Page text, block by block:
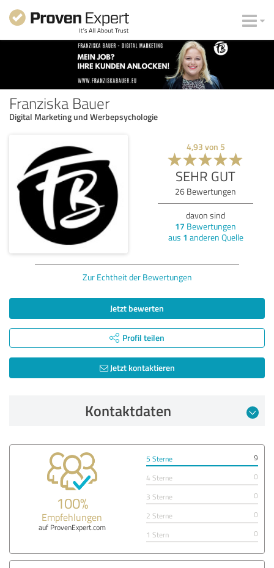
Franziska Bauer
Digital Marketing und Werbepsychologie
4,93 von 5
SEHR GUT
26 Bewertungen
davon sind
17 Bewertungen
aus 1 anderen Quelle
Zur Echtheit der Bewertungen
Jetzt bewerten
Profil teilen
Jetzt kontaktieren
Kontaktdaten
100%
Empfehlungen
auf ProvenExpert.com
5 Sterne
9
4 Sterne
0
3 Sterne
0
2 Sterne
0
1 Stern
0